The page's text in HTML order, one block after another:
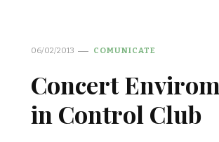
06/02/2013 COMUNICATE
Concert
in Control Club